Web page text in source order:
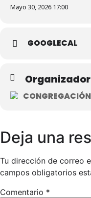
Mayo 30, 2026 17:00
GOOGLECAL
Organizador
Deja una
Tu dirección de correo
campos obligatorios
Comentario *